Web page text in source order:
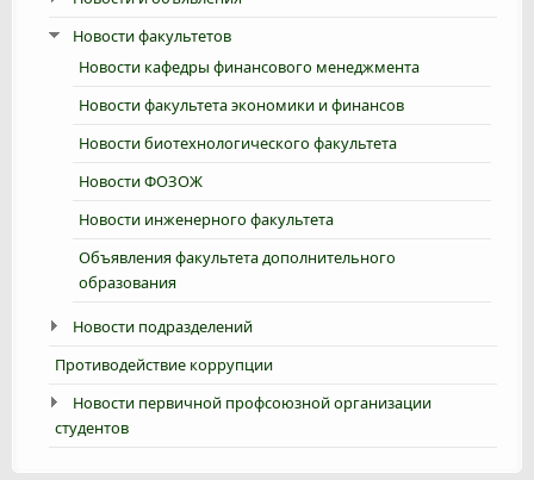
Новости факультетов
Новости кафедры финансового менеджмента
Новости факультета экономики и финансов
Новости биотехнологического факультета
Новости ФОЗОЖ
Новости инженерного факультета
Объявления факультета дополнительного
образования
Новости подразделений
Противодействие коррупции
Новости первичной профсоюзной организации
студентов